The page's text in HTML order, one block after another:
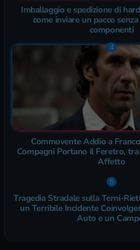
Imballaggio e spedizione di
come inviare un pacco
componenti
Commovente Addio a
Compagni Portano il Feretro,
Affetto
Tragedia Stradale sulla Terni-
un Terribile Incidente
Auto e un